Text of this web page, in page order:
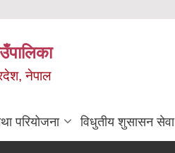
नेपाल
परियोजना विधुतीय शुसासन सेवा